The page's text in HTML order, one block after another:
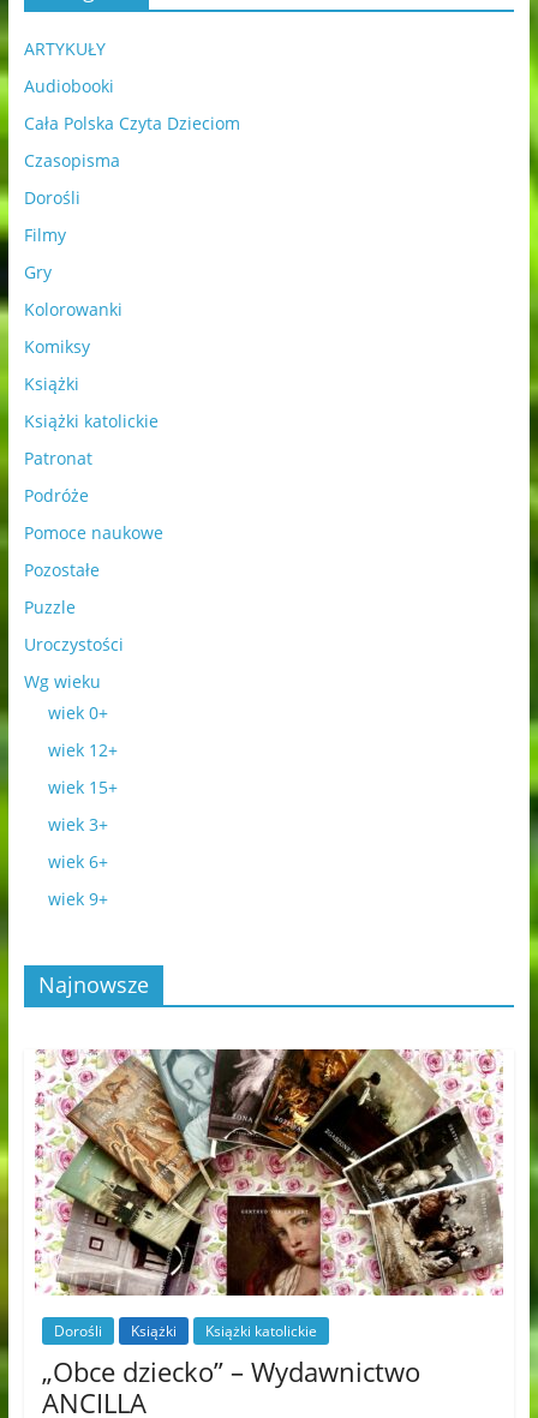
ARTYKUŁY
Audiobooki
Cała Polska Czyta Dzieciom
Czasopisma
Dorośli
Filmy
Gry
Kolorowanki
Komiksy
Książki
Książki katolickie
Patronat
Podróże
Pomoce naukowe
Pozostałe
Puzzle
Uroczystości
Wg wieku
wiek 0+
wiek 12+
wiek 15+
wiek 3+
wiek 6+
wiek 9+
Najnowsze
Dorośli Książki Książki katolickie
„Obce dziecko” – Wydawnictwo
ANCILLA